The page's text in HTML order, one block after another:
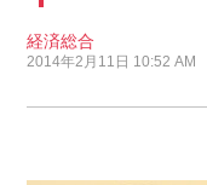
経済総合
2014年2月11日 10:52 AM